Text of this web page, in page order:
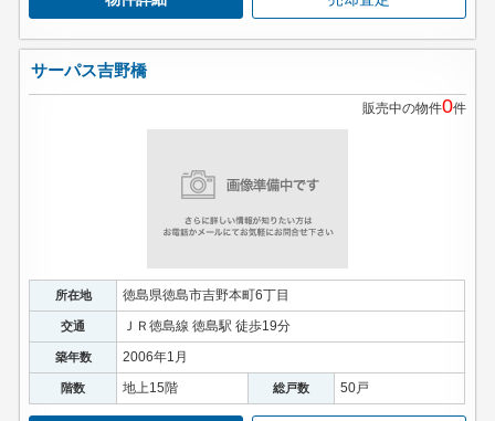
サーパス吉野橋
販売中の物件0件
所在地 徳島県徳島市吉野本町6丁目
交通 ＪＲ徳島線 徳島駅 徒歩19分
築年数 2006年1月
階数 地上15階 総戸数 50戸